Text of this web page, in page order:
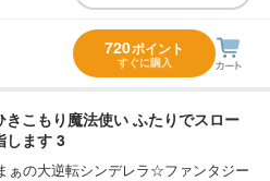
720ポイント
すぐに購入
きこもり魔法使い ふたりでスロー
します 3
ぁの大逆転シンデレラ☆ファンタジー